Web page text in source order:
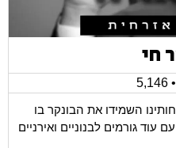
חי
• 5,146
כוחותינו השמידו את הבונקר בו
גורמים לבנוניים ואירניים